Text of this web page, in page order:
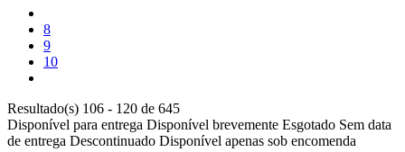
8
9
10
Resultado(s) 106 - 120 de 645
Disponível para entrega Disponível brevemente Esgotado Sem data
de entrega Descontinuado Disponível apenas sob encomenda